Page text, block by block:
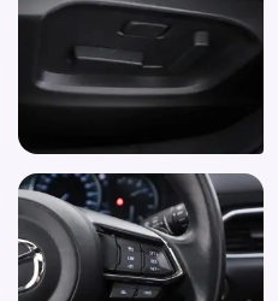
verwarmbaar